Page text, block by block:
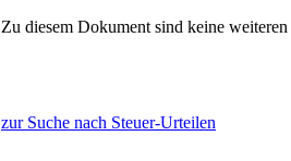
Zu diesem Dokument sind keine
zur Suche nach Steuer-Urteilen